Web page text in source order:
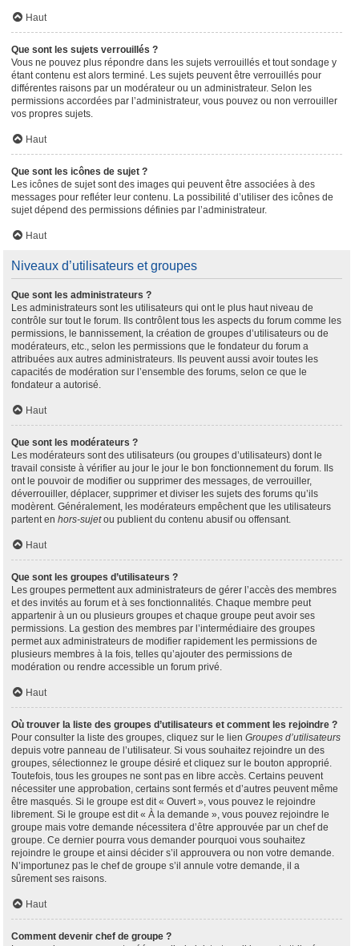
Haut
Que sont les sujets verrouillés ?
Vous ne pouvez plus répondre dans les sujets verrouillés et tout sondage y
étant contenu est alors terminé. Les sujets peuvent être verrouillés pour
différentes raisons par un modérateur ou un administrateur. Selon les
permissions accordées par l’administrateur, vous pouvez ou non verrouiller
vos propres sujets.
Haut
Que sont les icônes de sujet ?
Les icônes de sujet sont des images qui peuvent être associées à des
messages pour refléter leur contenu. La possibilité d’utiliser des icônes de
sujet dépend des permissions définies par l’administrateur.
Haut
Niveaux d’utilisateurs et groupes
Que sont les administrateurs ?
Les administrateurs sont les utilisateurs qui ont le plus haut niveau de
contrôle sur tout le forum. Ils contrôlent tous les aspects du forum comme les
permissions, le bannissement, la création de groupes d’utilisateurs ou de
modérateurs, etc., selon les permissions que le fondateur du forum a
attribuées aux autres administrateurs. Ils peuvent aussi avoir toutes les
capacités de modération sur l’ensemble des forums, selon ce que le
fondateur a autorisé.
Haut
Que sont les modérateurs ?
Les modérateurs sont des utilisateurs (ou groupes d’utilisateurs) dont le
travail consiste à vérifier au jour le jour le bon fonctionnement du forum. Ils
ont le pouvoir de modifier ou supprimer des messages, de verrouiller,
déverrouiller, déplacer, supprimer et diviser les sujets des forums qu’ils
modèrent. Généralement, les modérateurs empêchent que les utilisateurs
partent en hors-sujetou publient du contenu abusif ou offensant.
Haut
Que sont les groupes d’utilisateurs ?
Les groupes permettent aux administrateurs de gérer l’accès des membres
et des invités au forum et à ses fonctionnalités. Chaque membre peut
appartenir à un ou plusieurs groupes et chaque groupe peut avoir ses
permissions. La gestion des membres par l’intermédiaire des groupes
permet aux administrateurs de modifier rapidement les permissions de
plusieurs membres à la fois, telles qu’ajouter des permissions de
modération ou rendre accessible un forum privé.
Haut
Où trouver la liste des groupes d’utilisateurs et comment les rejoindre ?
Pour consulter la liste des groupes, cliquez sur le lien Groupes d’utilisateurs
depuis votre panneau de l’utilisateur. Si vous souhaitez rejoindre un des
groupes, sélectionnez le groupe désiré et cliquez sur le bouton approprié.
Toutefois, tous les groupes ne sont pas en libre accès. Certains peuvent
nécessiter une approbation, certains sont fermés et d’autres peuvent même
être masqués. Si le groupe est dit « Ouvert », vous pouvez le rejoindre
librement. Si le groupe est dit « À la demande », vous pouvez rejoindre le
groupe mais votre demande nécessitera d’être approuvée par un chef de
groupe. Ce dernier pourra vous demander pourquoi vous souhaitez
rejoindre le groupe et ainsi décider s’il approuvera ou non votre demande.
N’importunez pas le chef de groupe s’il annule votre demande, il a
sûrement ses raisons.
Haut
Comment devenir chef de groupe ?